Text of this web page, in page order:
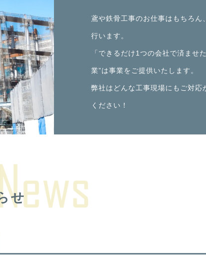
鳶や鉄骨工事のお仕事はもちろん
行います。
「できるだけ1つの会社で済ませ
業”は事業をご提供いたします。
弊社はどんな工事現場にもご対応
ください！
せ